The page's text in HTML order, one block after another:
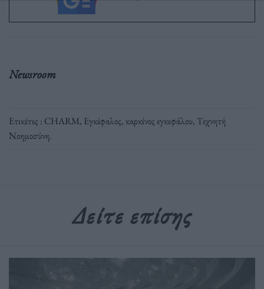
Newsroom
Ετικέτες : CHARM, Εγκέφαλος,καρκίνος εγκεφάλου, Τεχνητή
Νοημοσύνη.
Δείτε επίσης